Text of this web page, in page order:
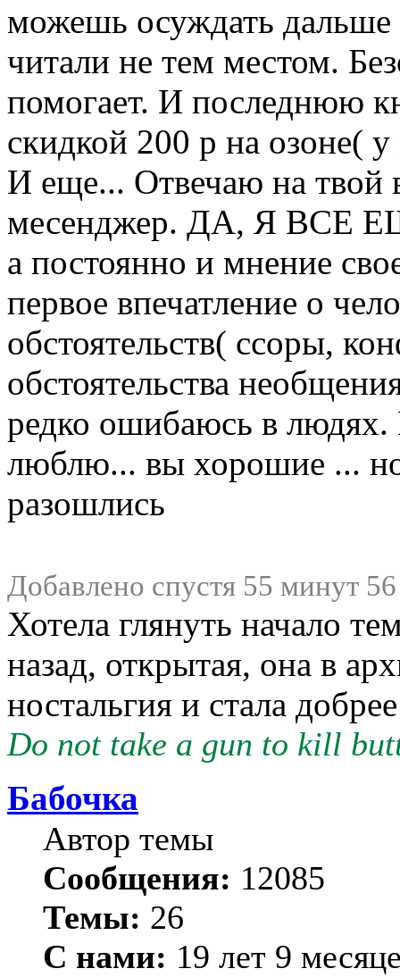
можешь осуждать дальше
читали не тем местом.
помогает. И последнюю
скидкой 200 р на озоне(
И еще... Отвечаю на твой
месенджер. ДА, Я ВСЕ
а постоянно и мнение
первое впечатление о
обстоятельств( ссоры,
обстоятельства
редко ошибаюсь в
люблю... вы хорошие ...
разошлись
Добавлено спустя 55 минут
Хотела глянуть начало
назад, открытая, она в
ностальгия и стала
Do not take a gun to kill
Бабочка
Автор темы
Сообщения: 12085
Темы: 26
С нами: 19 лет 9